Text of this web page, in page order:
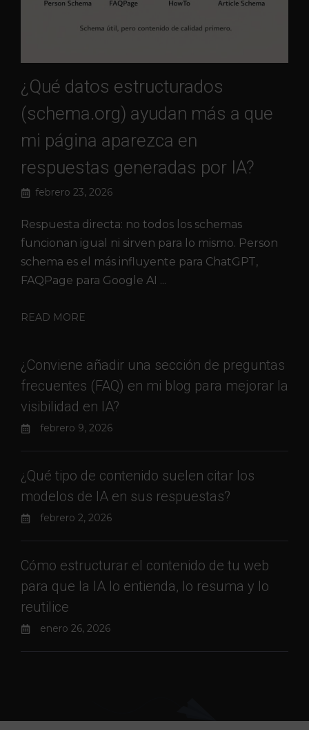
¿Qué datos estructurados
(schema.org) ayudan más a que
mi página aparezca en
respuestas generadas por IA?
febrero 23, 2026
Respuesta directa: no todos los schemas
funcionan igual ni sirven para lo mismo. Person
schema es el más influyente para ChatGPT,
FAQPage para Google AI ...
READ MORE
¿Conviene añadir una sección de preguntas
frecuentes (FAQ) en mi blog para mejorar la
visibilidad en IA?
febrero 9, 2026
¿Qué tipo de contenido suelen citar los
modelos de IA en sus respuestas?
febrero 2, 2026
Cómo estructurar el contenido de tu web
para que la IA lo entienda, lo resuma y lo
reutilice
enero 26, 2026